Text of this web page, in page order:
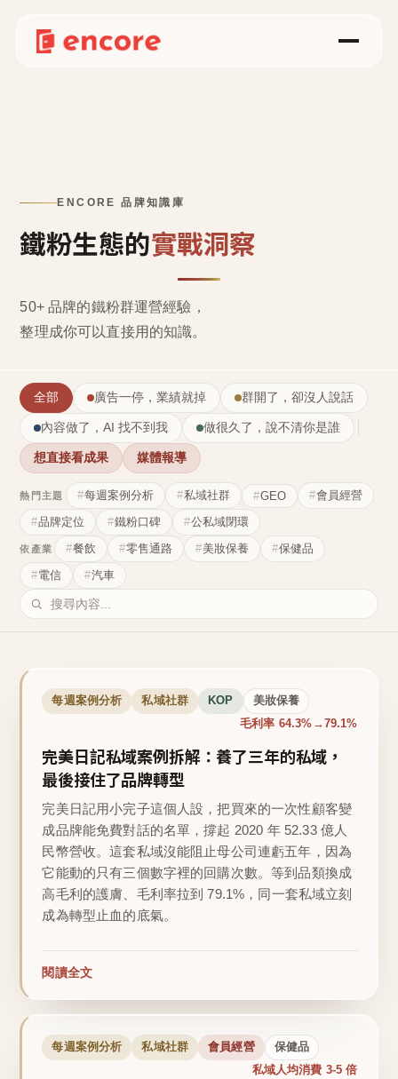
ENCORE 品牌知識庫
鐵粉生態的實戰洞察
50+ 品牌的鐵粉群運營經驗，
整理成你可以直接用的知識。
全部 廣告一停，業績就掉 群開了，卻沒人說話
內容做了，AI 找不到我 做很久了，說不清你是誰
想直接看成果 媒體報導
熱門主題 每週案例分析 私域社群 GEO
會員經營
品牌定位
鐵粉口碑 公私域閉環
依產業 餐飲 零售通路 美妝保養
保健品
電信
汽車
每週案例分析 私域社群 KOP 美妝保養
毛利率 64.3%→79.1%
完美日記私域案例拆解：養了三年的私域，
最後接住了品牌轉型
完美日記用小完子這個人設，把買來的一次性顧客變
成品牌能免費對話的名單，撐起 2020 年 52.33 億人
民幣營收。這套私域沒能阻止母公司連虧五年，因為
它能動的只有三個數字裡的回購次數。等到品類換成
高毛利的護膚、毛利率拉到 79.1%，同一套私域立刻
成為轉型止血的底氣。
閱讀全文
每週案例分析 私域社群 會員經營 保健品
私域人均消費 3-5 倍